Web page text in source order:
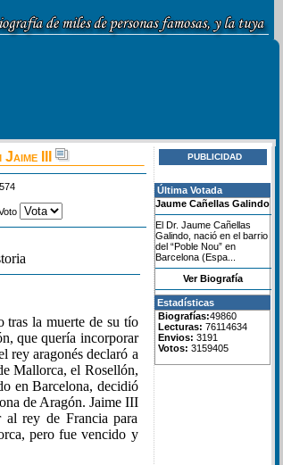
III
tras la muerte de su tío
que quería incorporar
rey aragonés declaró a
Mallorca, el Rosellón,
en Barcelona, decidió
de Aragón. Jaime III
rey de Francia para
pero fue vencido y
PUBLICIDAD
Última Votada
Jaume Cañellas Galindo
El Dr. Jaume Cañellas
Galindo, nació en el barrio
del “Poble Nou” en
Barcelona (Espa...
Ver Biografía
Estadísticas
Biografías:49860
Lecturas: 76114634
Envios: 3191
Votos: 3159405